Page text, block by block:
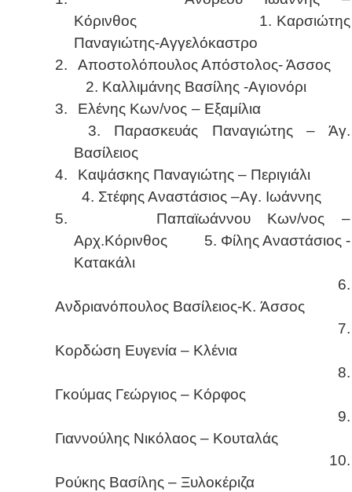
Κόρινθος 1. Καρσιώτης
Παναγιώτης-Αγγελόκαστρο
2.
Αποστολόπουλος Απόστολος- Άσσος
2. Καλλιμάνης Βασίλης -Αγιονόρι
3.
Ελένης Κων/νος – Εξαμίλια
3. Παρασκευάς Παναγιώτης – Άγ.
Βασίλειος
4.
Καψάσκης Παναγιώτης – Περιγιάλι
4. Στέφης Αναστάσιος –Αγ. Ιωάννης
5.
Παπαϊωάννου Κων/νος –
Αρχ.Κόρινθος 5. Φίλης Αναστάσιος -
Κατακάλι
6.
Ανδριανόπουλος Βασίλειος-K. Άσσος
7.
Κορδώση Ευγενία – Κλένια
8.
Γκούμας Γεώργιος – Κόρφος
9.
Γιαννούλης Νικόλαος – Κουταλάς
10.
Ρούκης Βασίλης – Ξυλοκέριζα